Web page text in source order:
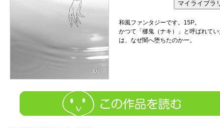
和風ファンタジーです。15P。
かつて「梛鬼（ナキ）」と呼ばれて
は、なぜ闇へ堕ちたのかー。